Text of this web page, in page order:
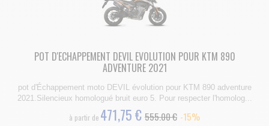
POT D'ECHAPPEMENT DEVIL EVOLUTION POUR KTM 890
ADVENTURE 2021
pot d'Échappement moto DEVIL évolution pour KTM 890 adventure
2021.Silencieux homologué bruit euro 5. Pour respecter l'homolog...
à partir de 471,75 € 555.00 € -15%